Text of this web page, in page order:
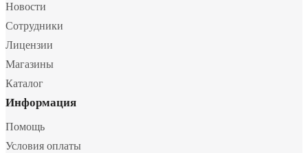
Новости
Сотрудники
Лицензии
Магазины
Каталог
Информация
Помощь
Условия оплаты